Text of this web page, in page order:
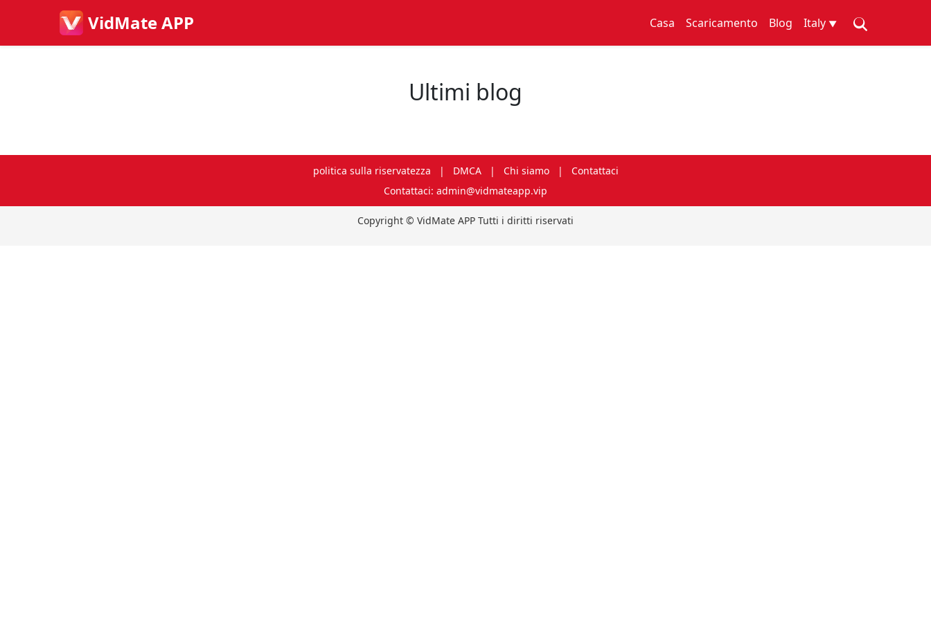
VidMate APP Casa Scaricamento Blog Italy ▼
Ultimi blog
politica sulla riservatezza | DMCA | Chi siamo |
Contattaci
Contattaci: admin@vidmateapp.vip
Copyright © VidMate APP Tutti i diritti riservati